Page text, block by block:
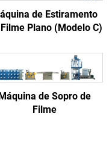
de Estiramento
Plano (Modelo C)
de Sopro de
Filme